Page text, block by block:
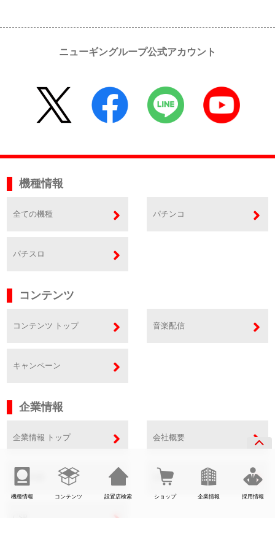
機種情報 コンテンツ 設置店検索 ショップ 企業情報 採用情報
ニューギングループ公式アカウント
機種情報
全ての機種 パチンコ
パチスロ
コンテンツ
コンテンツ トップ 音楽配信
キャンペーン
企業情報
企業情報 トップ 会社概要
事業内容 SDGs